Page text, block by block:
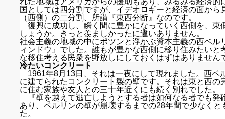
れた地域はアメリカからの援助もあり、みるみる経済
国としては四分割ですが、イデオロギーと経済の面か
（西側）の二分割、所謂『東西分断』なのです。
復興に成功し、瞬く間に豊かになっていく西側を、東
しょうか。きっと羨ましかったに違いありません。
社会主義の地域の中にポツンと浮かぶ資本主義の西ベ
ィンドウ』でした。誰もが豊かな西側に移り住みたい
な移住考える民衆を野放しにしておくはずはありません
冷たいコンクリート
1961年8月13日、それは一夜にして現れました。西ベ
に建てられたコンクリート製の壁です。それは東と西
に住む家族や友人との三十年近くにも続く別れでした。
『壁を越えて逃亡しようとする者は如何なる者でも発
あり、ベルリンの壁が崩壊するまでの28年間で少なく
た。